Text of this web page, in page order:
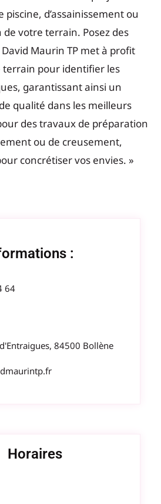
piscine, d’assainissement ou
votre terrain. Posez des
Maurin TP met à profit
terrain pour identifier les
garantissant ainsi un
qualité dans les meilleurs
des travaux de préparation
ou de creusement,
concrétiser vos envies. »
:
64
84500 Bollène
Horaires